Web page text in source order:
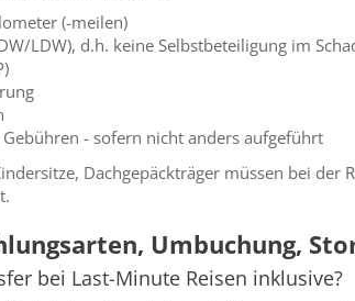
(-meilen)
LDW), d.h. keine Selbstbeteiligung im
- sofern nicht anders aufgeführt
Dachgepäckträger müssen bei
Umbuchung,
bei Last-Minute Reisen inklusive?